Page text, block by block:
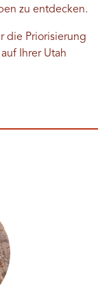
zu entdecken.
die Priorisierung
Ihrer Utah